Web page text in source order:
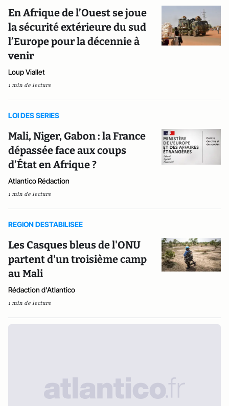
En Afrique de l’Ouest se joue
la sécurité extérieure du sud
l’Europe pour la décennie à
venir
Loup Viallet
1 min de lecture
LOI DES SERIES
Mali, Niger, Gabon : la France
dépassée face aux coups
d’État en Afrique ?
Atlantico Rédaction
1 min de lecture
REGION DESTABILISEE
Les Casques bleus de l'ONU
partent d'un troisième camp
au Mali
Rédaction d'Atlantico
1 min de lecture